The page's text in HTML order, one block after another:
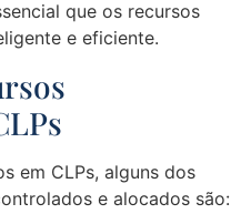
que os recursos
e eficiente.
em CLPs, alguns dos
e alocados são: